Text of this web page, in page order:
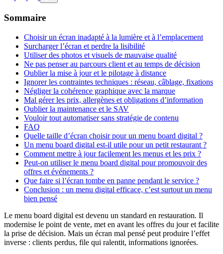
Sommaire
Choisir un écran inadapté à la lumière et à l’emplacement
Surcharger l’écran et perdre la lisibilité
Utiliser des photos et visuels de mauvaise qualité
Ne pas penser au parcours client et au temps de décision
Oublier la mise à jour et le pilotage à distance
Ignorer les contraintes techniques : réseau, câblage, fixations
Négliger la cohérence graphique avec la marque
Mal gérer les prix, allergènes et obligations d’information
Oublier la maintenance et le SAV
Vouloir tout automatiser sans stratégie de contenu
FAQ
Quelle taille d’écran choisir pour un menu board digital ?
Un menu board digital est-il utile pour un petit restaurant ?
Comment mettre à jour facilement les menus et les prix ?
Peut-on utiliser le menu board digital pour promouvoir des
offres et événements ?
Que faire si l’écran tombe en panne pendant le service ?
Conclusion : un menu digital efficace, c’est surtout un menu
bien pensé
Le menu board digital est devenu un standard en restauration. Il
modernise le point de vente, met en avant les offres du jour et facilite
la prise de décision. Mais un écran mal pensé peut produire l’effet
inverse : clients perdus, file qui ralentit, informations ignorées.